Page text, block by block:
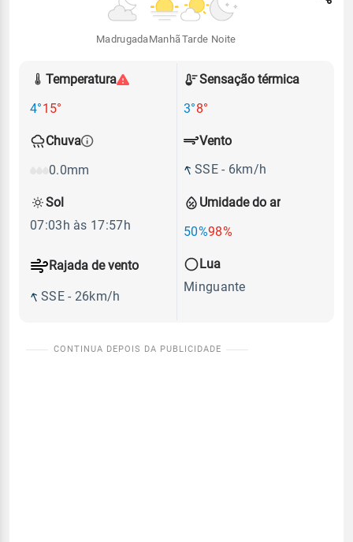
Madrugada Manhã Tarde Noite
Temperatura
4°15°
Sensação térmica
3°8°
Chuva
0.0mm
Umidade do ar
50%98%
Vento
SSE - 6km/h
Rajada de vento
SSE - 26km/h
Sol
07:03h às 17:57h
Lua
Minguante